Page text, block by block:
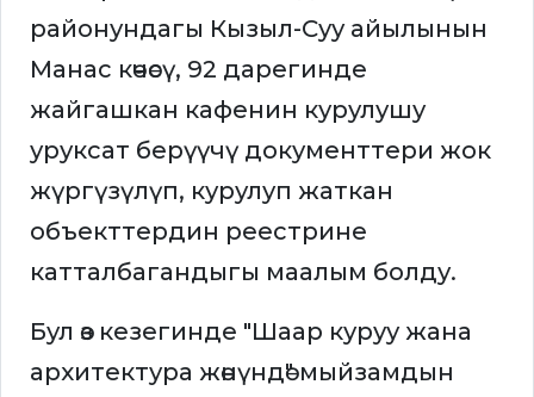
районундагы Кызыл-Суу айылынын
Манас көчөсү, 92 дарегинде
жайгашкан кафенин курулушу
уруксат берүүчү документтери жок
жүргүзүлүп, курулуп жаткан
объекттердин реестрине
катталбагандыгы маалым болду.
Бул өз кезегинде "Шаар куруу жана
архитектура жөнүндө" мыйзамдын